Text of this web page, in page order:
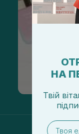
НА
Твій
email